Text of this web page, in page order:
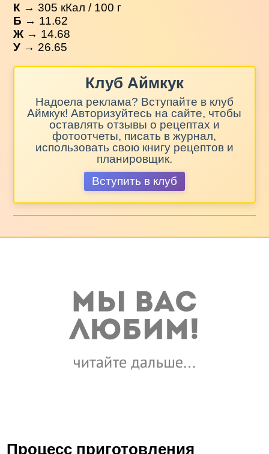
К →305 кКал / 100 г
Б → 11.62
Ж → 14.68
У → 26.65
Клуб Аймкук
Надоела реклама? Вступайте в клуб
Аймкук! Авторизуйтесь на сайте, чтобы
оставлять отзывы о рецептах и
фотоотчеты, писать в журнал,
использовать свою книгу рецептов и
планировщик.
Вступить в клуб
Процесс приготовления